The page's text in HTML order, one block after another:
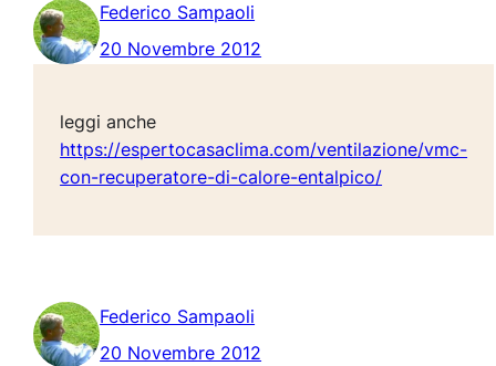
Federico Sampaoli
20 Novembre 2012
leggi anche
https://espertocasaclima.com/ventilazione/vmc-
con-recuperatore-di-calore-entalpico/
Federico Sampaoli
20 Novembre 2012